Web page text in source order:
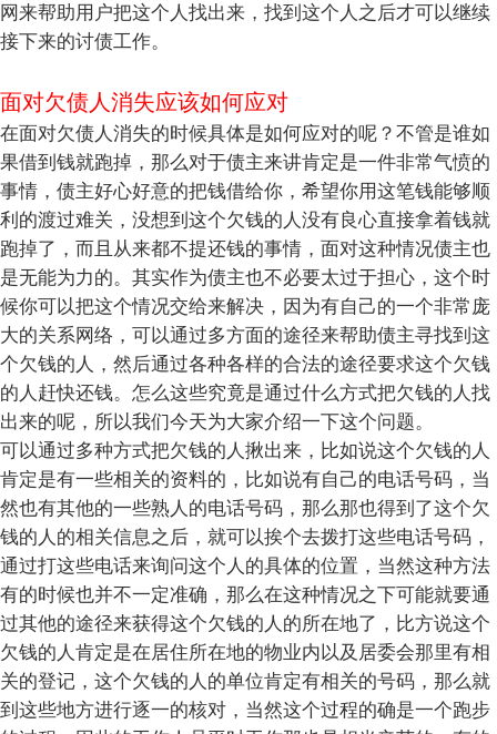
网来帮助用户把这个人找出来，找到这个人之后才可以继续
接下来的讨债工作。
面对欠债人消失应该如何应对
在面对欠债人消失的时候具体是如何应对的呢？不管是谁如
果借到钱就跑掉，那么对于债主来讲肯定是一件非常气愤的
事情，债主好心好意的把钱借给你，希望你用这笔钱能够顺
利的渡过难关，没想到这个欠钱的人没有良心直接拿着钱就
跑掉了，而且从来都不提还钱的事情，面对这种情况债主也
是无能为力的。其实作为债主也不必要太过于担心，这个时
候你可以把这个情况交给来解决，因为有自己的一个非常庞
大的关系网络，可以通过多方面的途径来帮助债主寻找到这
个欠钱的人，然后通过各种各样的合法的途径要求这个欠钱
的人赶快还钱。怎么这些究竟是通过什么方式把欠钱的人找
出来的呢，所以我们今天为大家介绍一下这个问题。
可以通过多种方式把欠钱的人揪出来，比如说这个欠钱的人
肯定是有一些相关的资料的，比如说有自己的电话号码，当
然也有其他的一些熟人的电话号码，那么那也得到了这个欠
钱的人的相关信息之后，就可以挨个去拨打这些电话号码，
通过打这些电话来询问这个人的具体的位置，当然这种方法
有的时候也并不一定准确，那么在这种情况之下可能就要通
过其他的途径来获得这个欠钱的人的所在地了，比方说这个
欠钱的人肯定是在居住所在地的物业内以及居委会那里有相
关的登记，这个欠钱的人的单位肯定有相关的号码，那么就
到这些地方进行逐一的核对，当然这个过程的确是一个跑步